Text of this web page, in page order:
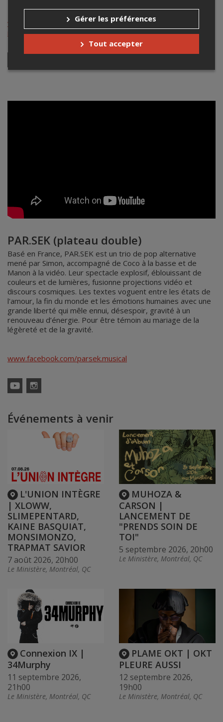
www.instagram.com/lebelladone?
igsh=NTc4MTIwNjQ2YQ==
FacebookYouTube
PAR.SEK (plateau double)
Basé en France, PAR.SEK est un trio de pop alternative
mené par Simon, accompagné de Coco à la basse et de
Manon à la vidéo. Leur spectacle explosif, éblouissant de
couleurs et de lumières, fusionne projections vidéo et
discours cosmiques. Les textes voguent entre les états de
l'amour, la fin du monde et les émotions humaines avec une
grande liberté qui mêle ennui, désespoir, gravité à un
renouveau d’énergie. Pour être témoin au mariage de la
légèreté et de la gravité.
www.facebook.com/parsek.musical
Événements à venir
L'UNION INTÈGRE
| XLOWW,
SLIMEPENTARD,
KAINE BASQUIAT,
MONSIMONZO,
TRAPMAT SAVIOR
7 août 2026, 20h00
Le Ministère, Montréal, QC
MUHOZA &
CARSON |
LANCEMENT DE
"PRENDS SOIN DE
TOI"
5 septembre 2026, 20h00
Le Ministère, Montréal, QC
Connexion IX |
34Murphy
11 septembre 2026,
21h00
Le Ministère, Montréal, QC
PLAME OKT | OKT
PLEURE AUSSI
12 septembre 2026,
19h00
Le Ministère, Montréal, QC
Gérer les préférences
Tout accepter